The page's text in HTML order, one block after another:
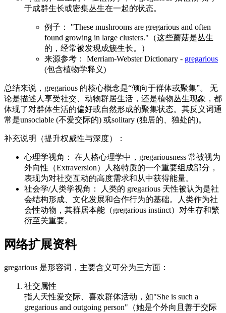
于成群生长或密集丛生在一起的状态。
例子： "These mushrooms are gregarious and often
found growing in large clusters."（这些蘑菇是丛生
的，经常被发现成簇生长。）
来源参考： Merriam-Webster Dictionary - gregarious
(包含植物学释义)
总结来说，gregarious 的核心概念是“倾向于群体或聚集”。 无
论是描述人享受社交、动物群居生活，还是植物丛生现象，都
体现了对群体生活的偏好或自然形成的聚集状态。其反义词通
常是unsociable (不爱交际的) 或solitary (独居的、独处的)。
补充说明（提升权威性与深度）：
心理学视角： 在人格心理学中，gregariousness 常被视为
外向性（Extraversion）人格特质的一个重要组成部分，
表现为对社交互动的高度需求和从中获得能量。
社会学/人类学视角： 人类的 gregarious 天性被认为是社
会结构形成、文化发展和合作行为的基础。人类作为社
会性动物，其群居本能（gregarious instinct）对生存和繁
衍至关重要。
网络扩展资料
gregarious 是形容词，主要含义可分为三方面：
社交属性
指人天性爱交际、喜欢群体活动，如"She is such a
gregarious and outgoing person"（她是个外向且善于交际